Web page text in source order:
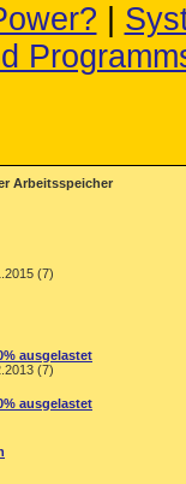
Arbeitsspeicher
(7)
ausgelastet
(7)
ausgelastet